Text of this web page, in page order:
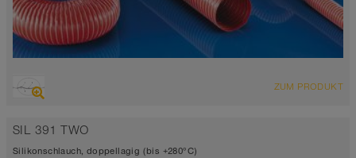
Saugschlauch + Druckschlauch
ZUM PRODUKT
SIL 391 TWO
Silikonschlauch, doppellagig (bis +280°C)